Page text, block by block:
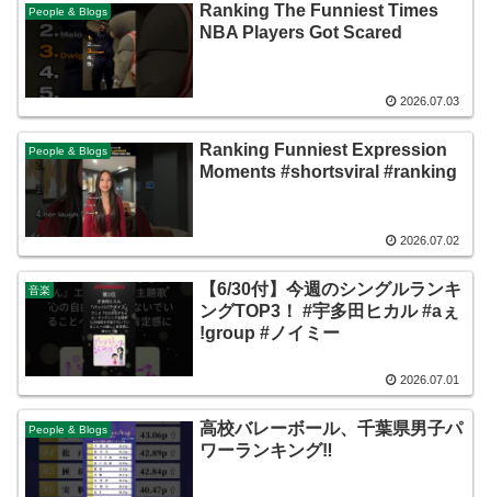
People & Blogs
Ranking The Funniest Times
NBA Players Got Scared
2026.07.03
People & Blogs
Ranking Funniest Expression
Moments #shortsviral #ranking
2026.07.02
音楽
【6/30付】今週のシングルランキ
ングTOP3！ #宇多田ヒカル #aぇ
ǃgroup #ノイミー
2026.07.01
People & Blogs
高校バレーボール、千葉県男子パ
ワーランキング‼️